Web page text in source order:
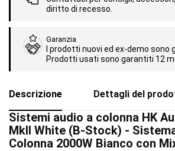
diritto di recesso.
Garanzia
I prodotti nuovi ed ex-demo sono
Prodotti usati sono garantiti 12
Descrizione Dettagli del
Sistemi audio a colonna HK
MkII White (B-Stock) -
Colonna 2000W Bianco con